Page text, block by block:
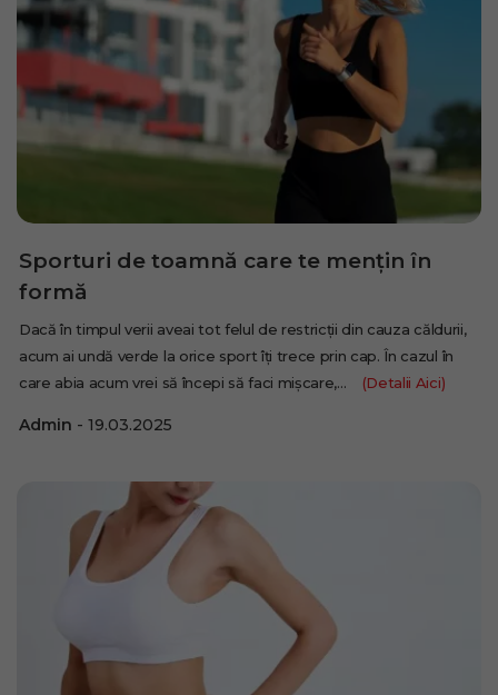
Sporturi de toamnă care te mențin în
formă
Dacă în timpul verii aveai tot felul de restricții din cauza căldurii,
acum ai undă verde la orice sport îți trece prin cap. În cazul în
care abia acum vrei să începi să faci mișcare,…
(Detalii Aici)
Admin 19.03.2025